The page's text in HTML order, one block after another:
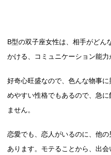
B型の双子座女性は、相手がどん
かける、コミュニケーション能力
好奇心旺盛なので、色んな物事
めやすい性格でもあるので、急
ません。
恋愛でも、恋人がいるのに、他
あります。モテることから、出